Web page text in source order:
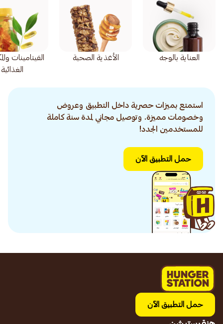
العناية بالوجه الأغذية الصحية
الفيتامينات
الغذائية
استمتع بميزات حصرية داخل التطبيق وعروض
وخصومات مميزة. وتوصيل مجاني لمدة سنة كاملة
للمستخدمين الجدد!
حمل التطبيق الآن
حمل التطبيق الآن